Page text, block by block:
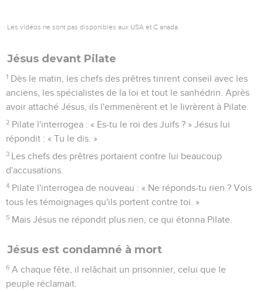
Les vidéos ne sont pas disponibles aux USA et C anada.
Jésus devant Pilate
1 Dès le matin, les chefs des prêtres tinrent conseil avec les
anciens, les spécialistes de la loi et tout le sanhédrin. Après
avoir attaché Jésus, ils l'emmenèrent et le livrèrent à Pilate.
2 Pilate l'interrogea : « Es-tu le roi des Juifs ? » Jésus lui
répondit : « Tu le dis. »
3 Les chefs des prêtres portaient contre lui beaucoup
d'accusations.
4 Pilate l'interrogea de nouveau : « Ne réponds-tu rien ? Vois
tous les témoignages qu'ils portent contre toi. »
5 Mais Jésus ne répondit plus rien, ce qui étonna Pilate.
Jésus est condamné à mort
6 A chaque fête, il relâchait un prisonnier, celui que le
peuple réclamait.